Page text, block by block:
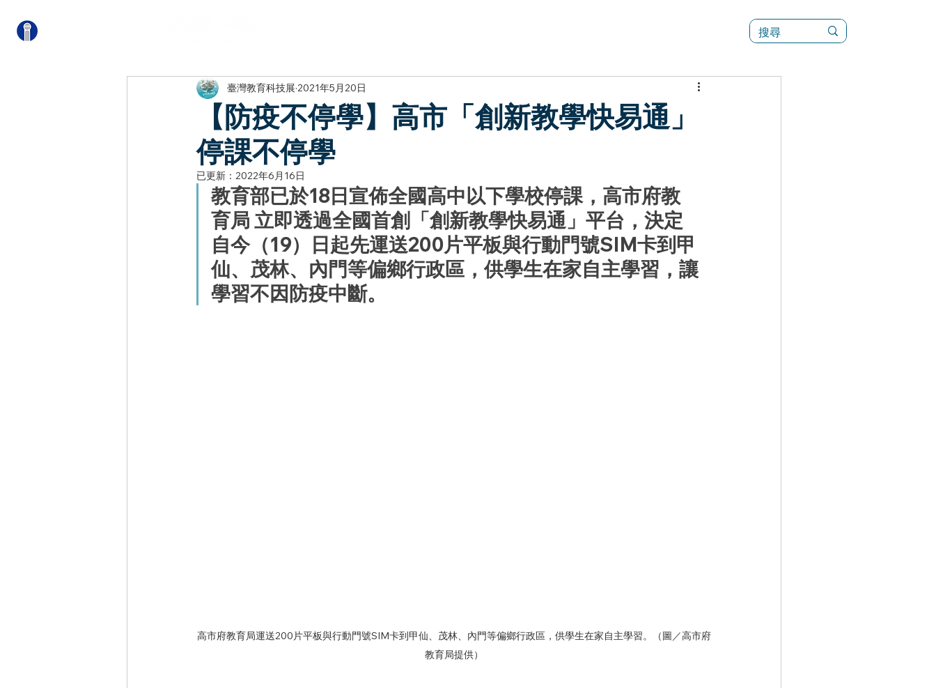
【防疫不停學】高市「創新教學快易通」
停課不停學
臺灣教育科技展 2021年5月20日
已更新： 2022年6月16日
教育部已於18日宣佈全國高中以下學校停課，高市府教
育局 立即透過全國首創「創新教學快易通」平台，決定
自今（19）日起先運送200片平板與行動門號SIM卡到甲
仙、茂林、內門等偏鄉行政區，供學生在家自主學習，讓
學習不因防疫中斷。
高市府教育局運送200片平板與行動門號SIM卡到甲仙、茂林、內門等偏鄉行政區，供學生在家自主學習。（圖／高市府
教育局提供）